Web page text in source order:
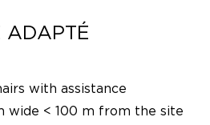
ADAPTÉ
with assistance
wide < 100 m from the site